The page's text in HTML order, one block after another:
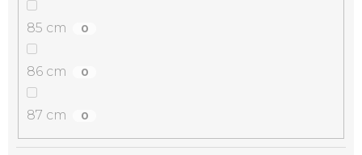
85 cm 0
86 cm 0
87 cm 0